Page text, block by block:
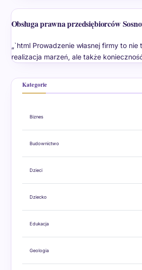
Obsługa prawna przedsiębiorców
„`html Prowadzenie własnej firmy to nie
realizacja marzeń, ale także
Kategorie
Biznes
Budownictwo
Dzieci
Dziecko
Edukacja
Geologia